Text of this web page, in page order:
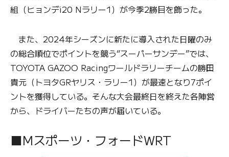
組（ヒョンデi20 Nラリー1）が今季2勝目を飾った。
また、2024年シーズンに新たに導入された日曜のみ
の総合順位でポイントを競う“スーパーサンデー”では、
TOYOTA GAZOO Racingワールドラリーチームの勝田
貴元（トヨタGRヤリス・ラリー1）が最速となり7ポイ
ントを獲得している。そんな大会最終日を終えた各陣営
から、ドライバーたちの声が届いている。
■Mスポーツ・フォードWRT